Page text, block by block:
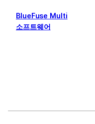
BlueFuse Multi
소프트웨어